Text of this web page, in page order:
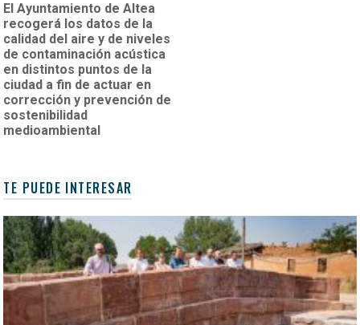
El Ayuntamiento de Altea
recogerá los datos de la
calidad del aire y de niveles
de contaminación acústica
en distintos puntos de la
ciudad a fin de actuar en
corrección y prevención de
sostenibilidad
medioambiental
TE PUEDE INTERESAR